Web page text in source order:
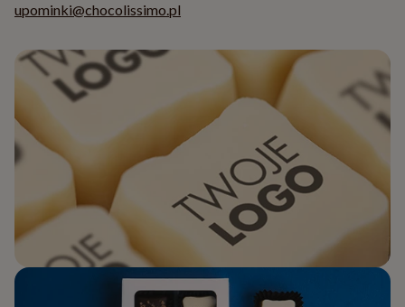
upominki@chocolissimo.pl